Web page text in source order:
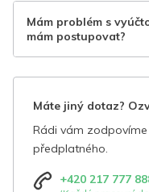
Mám problém s
mám postupovat?
Máte jiný dotaz?
Rádi vám
předplatného.
+420 217 777